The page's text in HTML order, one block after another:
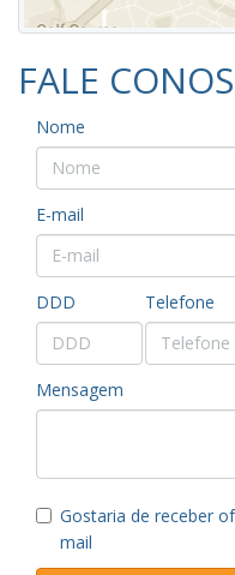
FALE
Nome
E-mail
DDD Telefone
Mensagem
Gostaria de receber
mail